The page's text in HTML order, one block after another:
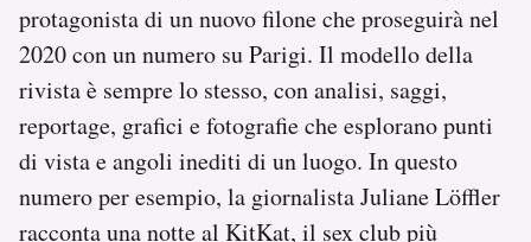
Area Personale
Newsletter
Notifiche mobile
Regala il Post
Hai bisogno di aiuto?
protagonista di un nuovo filone che proseguirà nel
2020 con un numero su Parigi. Il modello della
rivista è sempre lo stesso, con analisi, saggi,
reportage, grafici e fotografie che esplorano punti
di vista e angoli inediti di un luogo. In questo
numero per esempio, la giornalista Juliane Löffler
racconta una notte al KitKat, il sex club più